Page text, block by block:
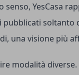
senso, YesCasa
pubblicati soltanto
una visione più
modalità